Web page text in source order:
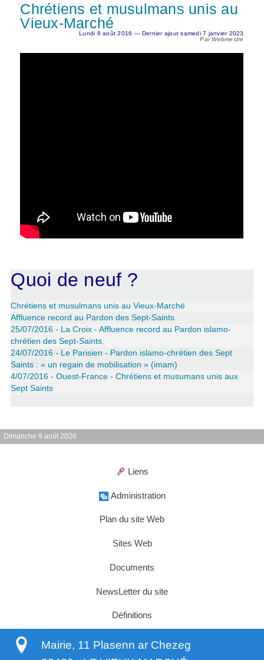
Chrétiens et musulmans unis au
Vieux-Marché
Lundi 8 août 2016 — Dernier ajout samedi 7 janvier 2023
Par Webmestre
Quoi de neuf ?
Chrétiens et musulmans unis au Vieux-Marché
Affluence record au Pardon des Sept-Saints
25/07/2016 - La Croix - Affluence record au Pardon islamo-
chrétien des Sept-Saints.
24/07/2016 - Le Parisien - Pardon islamo-chrétien des Sept
Saints : « un regain de mobilisation » (imam)
4/07/2016 - Ouest-France - Chrétiens et musumans unis aux
Sept Saints
Dimanche 9 août 2026
Liens
Administration
Plan du site Web
Sites Web
Documents
NewsLetter du site
Définitions
Mairie, 11 Plasenn ar Chezeg